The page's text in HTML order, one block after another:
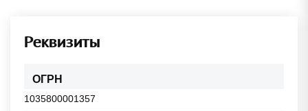
Реквизиты
ОГРН
1035800001357